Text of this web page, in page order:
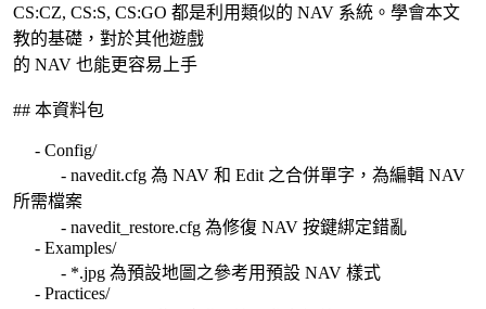
CS:CZ, CS:S, CS:GO 都是利用類似的 NAV 系統。學會本文
教的基礎，對於其他遊戲
的 NAV 也能更容易上手
## 本資料包
- Config/
- navedit.cfg 為 NAV 和 Edit 之合併單字，為編輯 NAV
所需檔案
- navedit_restore.cfg 為修復 NAV 按鍵綁定錯亂
- Examples/
- *.jpg 為預設地圖之參考用預設 NAV 樣式
- Practices/